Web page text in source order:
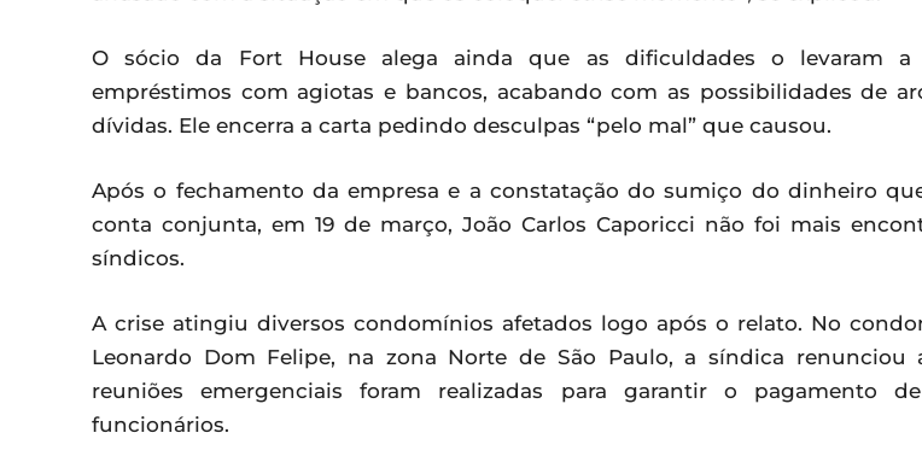
O sócio da Fort House alega ainda que as dificuldades o levaram a
empréstimos com agiotas e bancos, acabando com as possibilidades de
dívidas. Ele encerra a carta pedindo desculpas “pelo mal” que causou.
Após o fechamento da empresa e a constatação do sumiço do dinheiro
conta conjunta, em 19 de março, João Carlos Caporicci não foi mais
síndicos.
A crise atingiu diversos condomínios afetados logo após o relato. No
Leonardo Dom Felipe, na zona Norte de São Paulo, a síndica renunciou
reuniões emergenciais foram realizadas para garantir o pagamento
funcionários.